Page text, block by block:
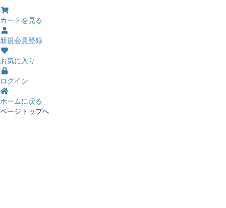
カートを見る
新規会員登録
お気に入り
ログイン
ホームに戻る
ページトップへ